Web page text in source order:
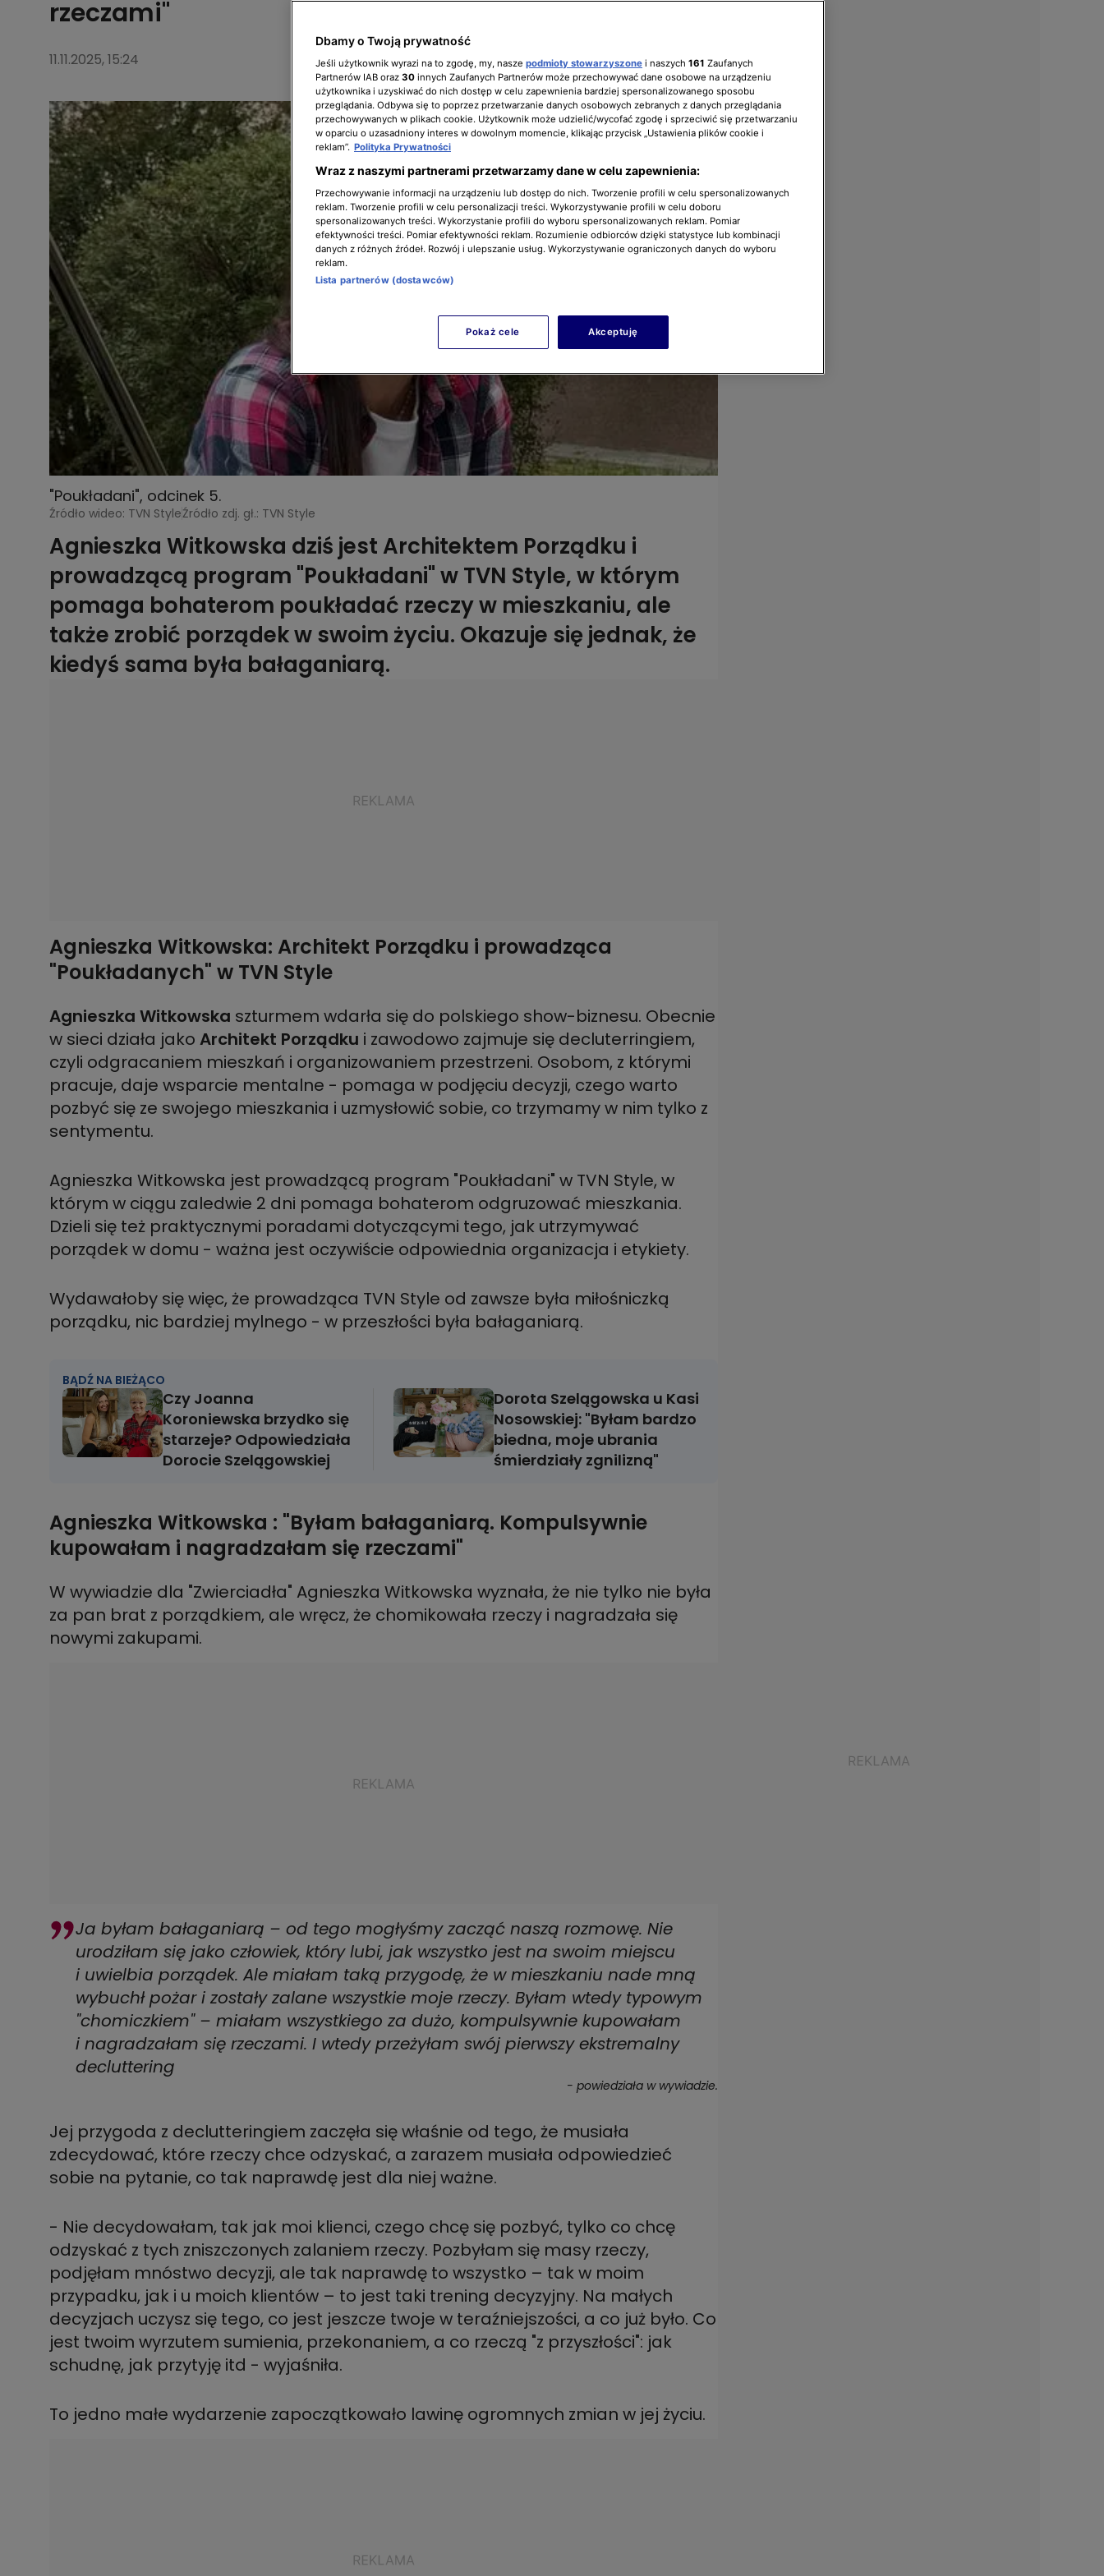
rzeczami"
11.11.2025, 15:24
"Poukładani", odcinek 5.
Źródło wideo: TVN StyleŹródło zdj. gł.: TVN Style
Agnieszka Witkowska dziś jest Architektem Porządku i
prowadzącą program "Poukładani" w TVN Style, w którym
pomaga bohaterom poukładać rzeczy w mieszkaniu, ale
także zrobić porządek w swoim życiu. Okazuje się jednak, że
kiedyś sama była bałaganiarą.
Agnieszka Witkowska: Architekt Porządku i prowadząca
"Poukładanych" w TVN Style
Agnieszka Witkowska szturmem wdarła się do polskiego show-biznesu. Obecnie
w sieci działa jako Architekt Porządku i zawodowo zajmuje się decluterringiem,
czyli odgracaniem mieszkań i organizowaniem przestrzeni. Osobom, z którymi
pracuje, daje wsparcie mentalne - pomaga w podjęciu decyzji, czego warto
pozbyć się ze swojego mieszkania i uzmysłowić sobie, co trzymamy w nim tylko z
sentymentu.
Agnieszka Witkowska jest prowadzącą program "Poukładani" w TVN Style, w
którym w ciągu zaledwie 2 dni pomaga bohaterom odgruzować mieszkania.
Dzieli się też praktycznymi poradami dotyczącymi tego, jak utrzymywać
porządek w domu - ważna jest oczywiście odpowiednia organizacja i etykiety.
Wydawałoby się więc, że prowadząca TVN Style od zawsze była miłośniczką
porządku, nic bardziej mylnego - w przeszłości była bałaganiarą.
BĄDŹ NA BIEŻĄCO
Czy Joanna
Koroniewska brzydko się
starzeje? Odpowiedziała
Dorocie Szelągowskiej
Dorota Szelągowska u Kasi
Nosowskiej: "Byłam bardzo
biedna, moje ubrania
śmierdziały zgnilizną"
Agnieszka Witkowska : "Byłam bałaganiarą. Kompulsywnie
kupowałam i nagradzałam się rzeczami"
W wywiadzie dla "Zwierciadła" Agnieszka Witkowska wyznała, że nie tylko nie była
za pan brat z porządkiem, ale wręcz, że chomikowała rzeczy i nagradzała się
nowymi zakupami.
Ja byłam bałaganiarą – od tego mogłyśmy zacząć naszą rozmowę. Nie
urodziłam się jako człowiek, który lubi, jak wszystko jest na swoim miejscu
i uwielbia porządek. Ale miałam taką przygodę, że w mieszkaniu nade mną
wybuchł pożar i zostały zalane wszystkie moje rzeczy. Byłam wtedy typowym
"chomiczkiem" – miałam wszystkiego za dużo, kompulsywnie kupowałam
i nagradzałam się rzeczami. I wtedy przeżyłam swój pierwszy ekstremalny
decluttering
- powiedziała w wywiadzie.
Jej przygoda z declutteringiem zaczęła się właśnie od tego, że musiała
zdecydować, które rzeczy chce odzyskać, a zarazem musiała odpowiedzieć
sobie na pytanie, co tak naprawdę jest dla niej ważne.
- Nie decydowałam, tak jak moi klienci, czego chcę się pozbyć, tylko co chcę
odzyskać z tych zniszczonych zalaniem rzeczy. Pozbyłam się masy rzeczy,
podjęłam mnóstwo decyzji, ale tak naprawdę to wszystko – tak w moim
przypadku, jak i u moich klientów – to jest taki trening decyzyjny. Na małych
decyzjach uczysz się tego, co jest jeszcze twoje w teraźniejszości, a co już było. Co
jest twoim wyrzutem sumienia, przekonaniem, a co rzeczą "z przyszłości": jak
schudnę, jak przytyję itd - wyjaśniła.
To jedno małe wydarzenie zapoczątkowało lawinę ogromnych zmian w jej życiu.
Dbamy o Twoją prywatność
Jeśli użytkownik wyrazi na to zgodę, my, nasze podmioty stowarzyszone i naszych 161 Zaufanych
Partnerów IAB oraz 30 innych Zaufanych Partnerów może przechowywać dane osobowe na urządzeniu
użytkownika i uzyskiwać do nich dostęp w celu zapewnienia bardziej spersonalizowanego sposobu
przeglądania. Odbywa się to poprzez przetwarzanie danych osobowych zebranych z danych przeglądania
przechowywanych w plikach cookie. Użytkownik może udzielić/wycofać zgodę i sprzeciwić się przetwarzaniu
w oparciu o uzasadniony interes w dowolnym momencie, klikając przycisk „Ustawienia plików cookie i
reklam”. Polityka Prywatności
Wraz z naszymi partnerami przetwarzamy dane w celu zapewnienia:
Przechowywanie informacji na urządzeniu lub dostęp do nich. Tworzenie profili w celu spersonalizowanych
reklam. Tworzenie profili w celu personalizacji treści. Wykorzystywanie profili w celu doboru
spersonalizowanych treści. Wykorzystanie profili do wyboru spersonalizowanych reklam. Pomiar
efektywności treści. Pomiar efektywności reklam. Rozumienie odbiorców dzięki statystyce lub kombinacji
danych z różnych źródeł. Rozwój i ulepszanie usług. Wykorzystywanie ograniczonych danych do wyboru
reklam.
Lista partnerów (dostawców)
Pokaż cele Akceptuję